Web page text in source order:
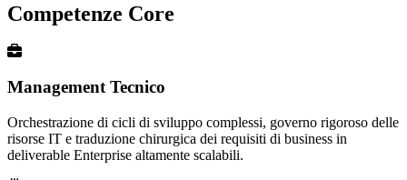
Competenze Core
Management Tecnico
Orchestrazione di cicli di sviluppo complessi, governo rigoroso delle
risorse IT e traduzione chirurgica dei requisiti di business in
deliverable Enterprise altamente scalabili.